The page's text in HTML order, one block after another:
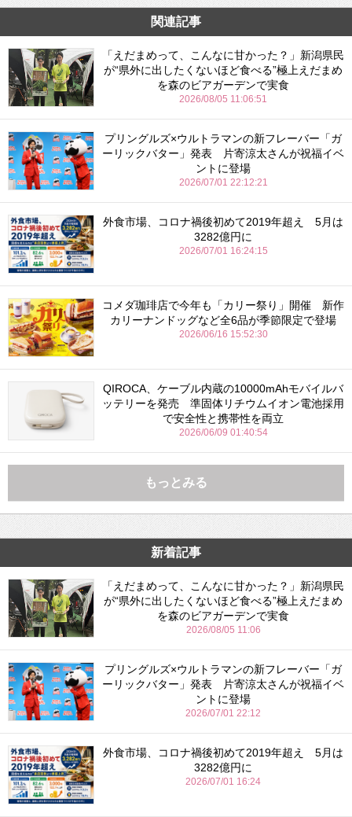
関連記事
「えだまめって、こんなに甘かった？」新潟県民
が“県外に出したくないほど食べる”極上えだまめ
を森のビアガーデンで実食
2026/08/05 11:06:51
プリングルズ×ウルトラマンの新フレーバー「ガ
ーリックバター」発表 片寄涼太さんが祝福イベ
ントに登場
2026/07/01 22:12:21
外食市場、コロナ禍後初めて2019年超え 5月は
3282億円に
2026/07/01 16:24:15
コメダ珈琲店で今年も「カリー祭り」開催 新作
カリーナンドッグなど全6品が季節限定で登場
2026/06/16 15:52:30
QIROCA、ケーブル内蔵の10000mAhモバイルバ
ッテリーを発売 準固体リチウムイオン電池採用
で安全性と携帯性を両立
2026/06/09 01:40:54
もっとみる
新着記事
「えだまめって、こんなに甘かった？」新潟県民
が“県外に出したくないほど食べる”極上えだまめ
を森のビアガーデンで実食
2026/08/05 11:06
プリングルズ×ウルトラマンの新フレーバー「ガ
ーリックバター」発表 片寄涼太さんが祝福イベ
ントに登場
2026/07/01 22:12
外食市場、コロナ禍後初めて2019年超え 5月は
3282億円に
2026/07/01 16:24